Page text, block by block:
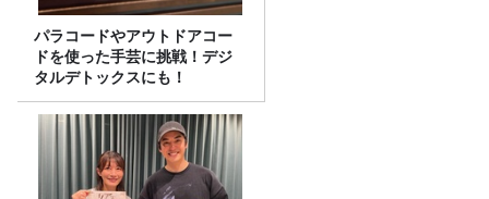
パラコードやアウトドアコー
ドを使った手芸に挑戦！デジ
タルデトックスにも！